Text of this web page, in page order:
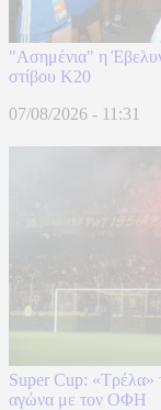
"Ασημένια" η
στίβου Κ20
07/08/2026 - 11:31
Super Cup: «Τρέλα»
αγώνα με τον ΟΦΗ